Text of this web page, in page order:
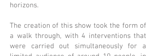
horizons.
The creation of this show took the form of
a walk through, with 4 interventions that
were carried out simultaneously for a